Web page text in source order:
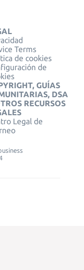
Terms
de cookies
de
GUÍAS
DSA
RECURSOS
Legal de